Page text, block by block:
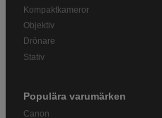
Kompaktkameror
Objektiv
Drönare
Stativ
Populära varumärken
Canon